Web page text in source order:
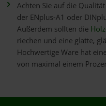
Achten Sie auf die
der ENplus-A1 oder
Außerdem sollten die
riechen und eine glatte,
Hochwertige Ware hat
von maximal einem